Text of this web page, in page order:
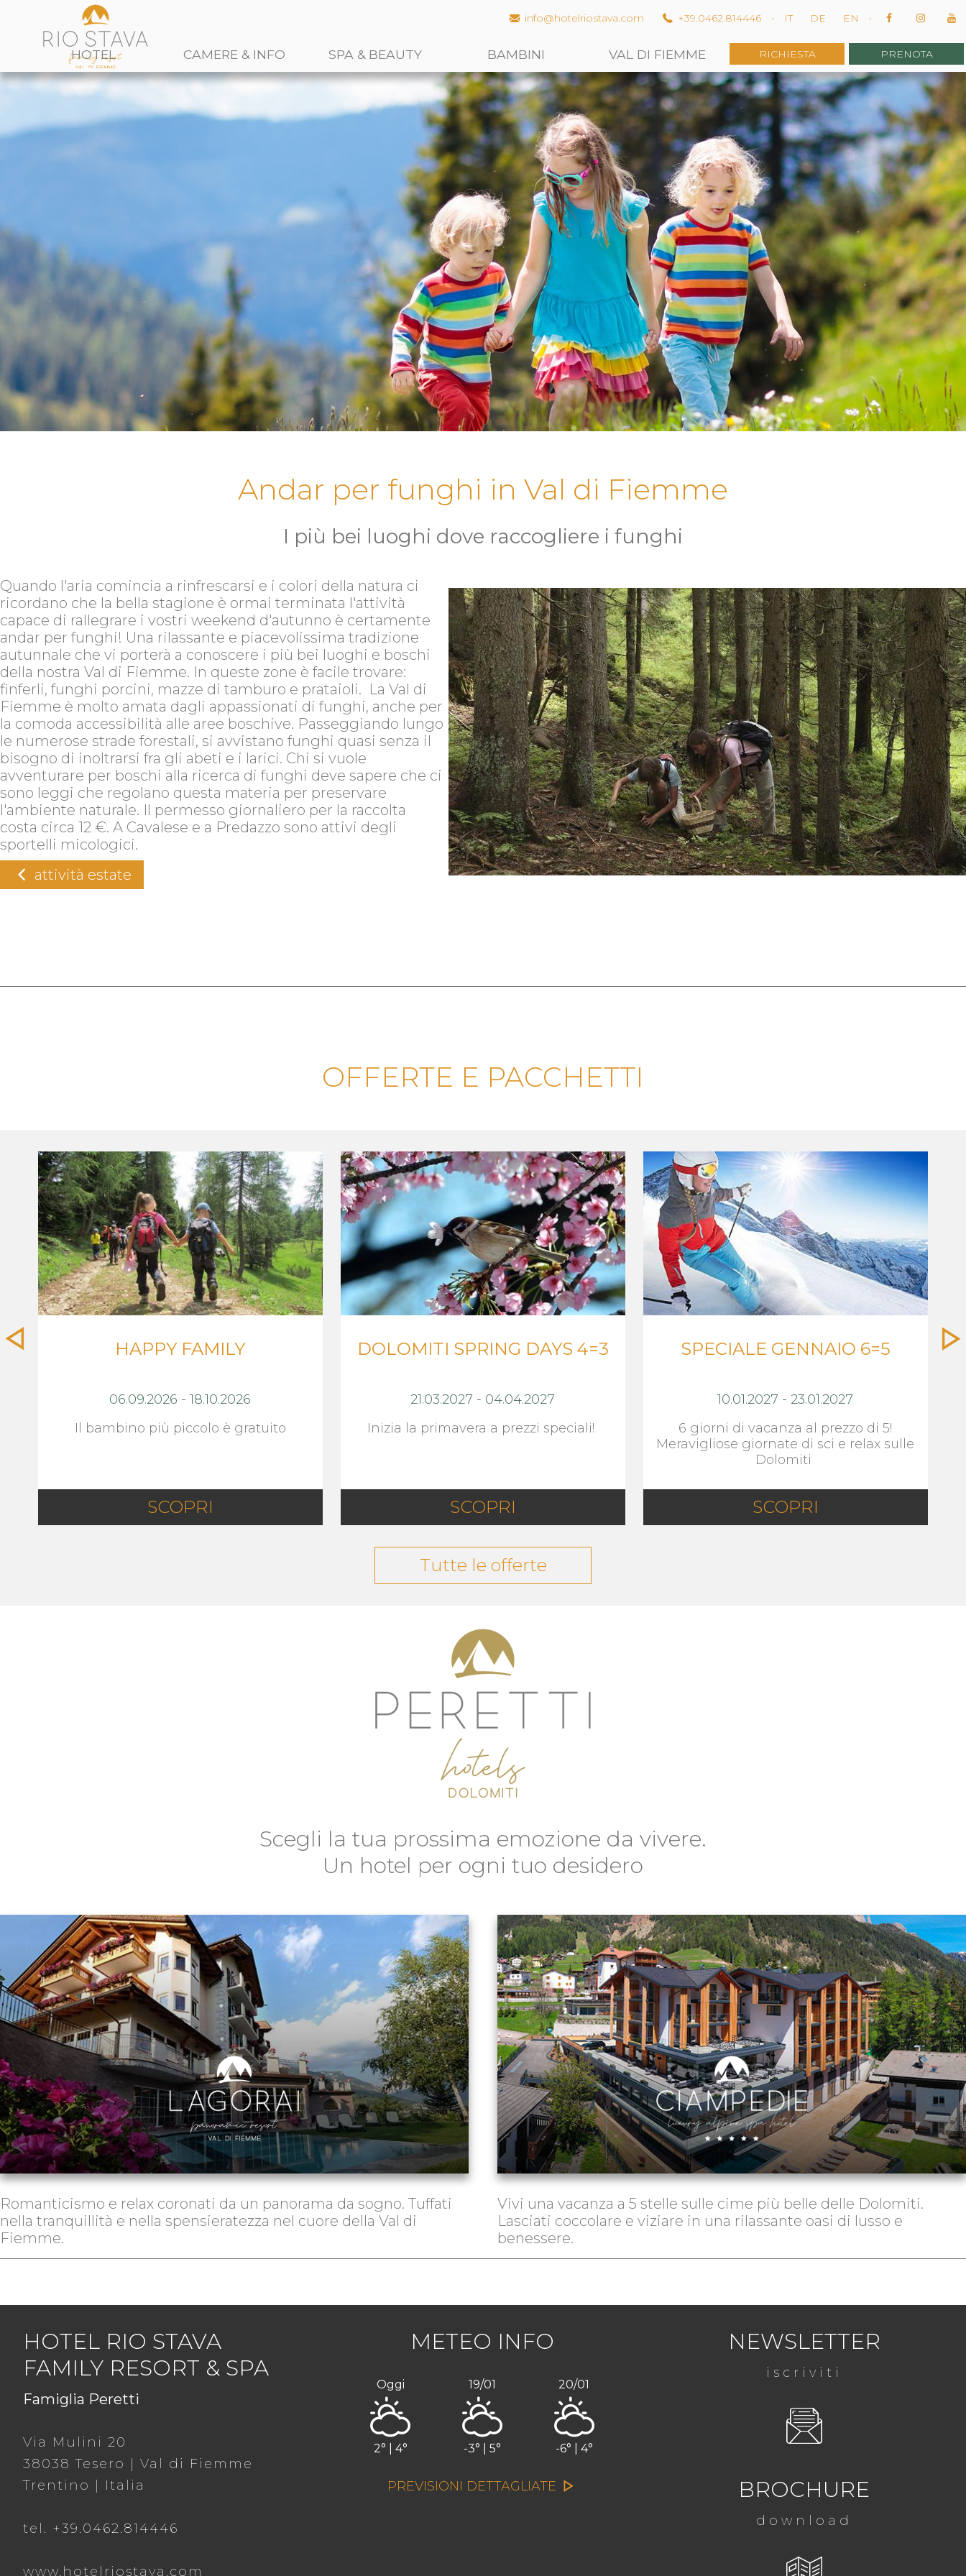
info@hotelriostava.com +39.0462.814446 • IT DE EN •
HOTEL CAMERE & INFO SPA & BEAUTY BAMBINI VAL DI FIEMME RICHIESTA PRENOTA
Andar per funghi in Val di Fiemme
I più bei luoghi dove raccogliere i funghi
Quando l'aria comincia a rinfrescarsi e i colori della natura ci
ricordano che la bella stagione è ormai terminata l'attività
capace di rallegrare i vostri weekend d'autunno è certamente
andar per funghi! Una rilassante e piacevolissima tradizione
autunnale che vi porterà a conoscere i più bei luoghi e boschi
della nostra Val di Fiemme. In queste zone è facile trovare:
finferli, funghi porcini, mazze di tamburo e prataioli. La Val di
Fiemme è molto amata dagli appassionati di funghi, anche per
la comoda accessibilità alle aree boschive. Passeggiando lungo
le numerose strade forestali, si avvistano funghi quasi senza il
bisogno di inoltrarsi fra gli abeti e i larici. Chi si vuole
avventurare per boschi alla ricerca di funghi deve sapere che ci
sono leggi che regolano questa materia per preservare
l'ambiente naturale. Il permesso giornaliero per la raccolta
costa circa 12 €. A Cavalese e a Predazzo sono attivi degli
sportelli micologici.
attività estate
OFFERTE E PACCHETTI
HAPPY FAMILY
06.09.2026 -18.10.2026
Il bambino più piccolo è gratuito
SCOPRI
DOLOMITI SPRING DAYS 4=3
21.03.2027 - 04.04.2027
Inizia la primavera a prezzi speciali!
SCOPRI
SPECIALE GENNAIO 6=5
10.01.2027 - 23.01.2027
6 giorni di vacanza al prezzo di 5!
Meravigliose giornate di sci e relax sulle
Dolomiti
SCOPRI
Tutte le offerte
Scegli la tua prossima emozione da vivere.
Un hotel per ogni tuo desidero
Romanticismo e relax coronati da un panorama da sogno. Tuffati
nella tranquillità e nella spensieratezza nel cuore della Val di
Fiemme.
Vivi una vacanza a 5 stelle sulle cime più belle delle Dolomiti.
Lasciati coccolare e viziare in una rilassante oasi di lusso e
benessere.
HOTEL RIO STAVA
FAMILY RESORT & SPA
Famiglia Peretti
Via Mulini 20
38038 Tesero | Val di Fiemme
Trentino | Italia
tel. +39.0462.814446
www.hotelriostava.com
METEO INFO
Oggi
2° | 4°
19/01
-3° | 5°
20/01
-6° | 4°
PREVISIONI DETTAGLIATE
NEWSLETTER
iscriviti
BROCHURE
download